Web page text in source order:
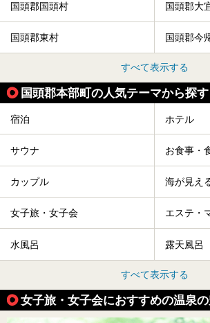
国頭郡国頭村 国頭郡大
国頭郡東村 国頭郡今
すべて表示する
国頭郡本部町の人気テーマから探す
宿泊 ホテル
サウナ お食事・
カップル 海が見え
女子旅・女子会 エステ・
水風呂 露天風呂
すべて表示する
女子旅・女子会におすすめの温泉